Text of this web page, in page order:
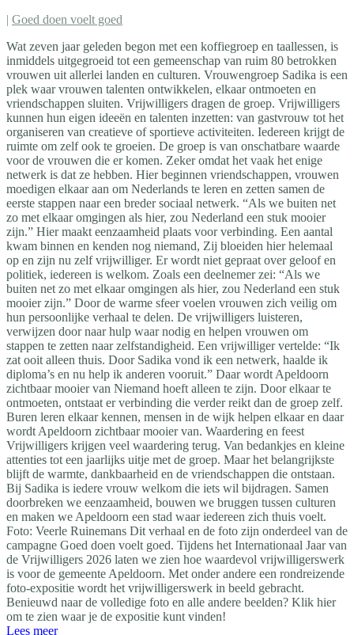
| Goed doen voelt goed
Wat zeven jaar geleden begon met een koffiegroep en taallessen, is
inmiddels uitgegroeid tot een gemeenschap van ruim 80 betrokken
vrouwen uit allerlei landen en culturen. Vrouwengroep Sadika is een
plek waar vrouwen talenten ontwikkelen, elkaar ontmoeten en
vriendschappen sluiten. Vrijwilligers dragen de groep. Vrijwilligers
kunnen hun eigen ideeën en talenten inzetten: van gastvrouw tot het
organiseren van creatieve of sportieve activiteiten. Iedereen krijgt de
ruimte om zelf ook te groeien. De groep is van onschatbare waarde
voor de vrouwen die er komen. Zeker omdat het vaak het enige
netwerk is dat ze hebben. Hier beginnen vriendschappen, vrouwen
moedigen elkaar aan om Nederlands te leren en zetten samen de
eerste stappen naar een breder sociaal netwerk. “Als we buiten net
zo met elkaar omgingen als hier, zou Nederland een stuk mooier
zijn.” Hier maakt eenzaamheid plaats voor verbinding. Een aantal
kwam binnen en kenden nog niemand, Zij bloeiden hier helemaal
op en zijn nu zelf vrijwilliger. Er wordt niet gepraat over geloof en
politiek, iedereen is welkom. Zoals een deelnemer zei: “Als we
buiten net zo met elkaar omgingen als hier, zou Nederland een stuk
mooier zijn.” Door de warme sfeer voelen vrouwen zich veilig om
hun persoonlijke verhaal te delen. De vrijwilligers luisteren,
verwijzen door naar hulp waar nodig en helpen vrouwen om
stappen te zetten naar zelfstandigheid. Een vrijwilliger vertelde: “Ik
zat ooit alleen thuis. Door Sadika vond ik een netwerk, haalde ik
diploma’s en nu help ik anderen vooruit.” Daar wordt Apeldoorn
zichtbaar mooier van Niemand hoeft alleen te zijn. Door elkaar te
ontmoeten, ontstaat er verbinding die verder reikt dan de groep zelf.
Buren leren elkaar kennen, mensen in de wijk helpen elkaar en daar
wordt Apeldoorn zichtbaar mooier van. Waardering en feest
Vrijwilligers krijgen veel waardering terug. Van bedankjes en kleine
attenties tot een jaarlijks uitje met de groep. Maar het belangrijkste
blijft de warmte, dankbaarheid en de vriendschappen die ontstaan.
Bij Sadika is iedere vrouw welkom die iets wil bijdragen. Samen
doorbreken we eenzaamheid, bouwen we bruggen tussen culturen
en maken we Apeldoorn een stad waar iedereen zich thuis voelt.
Foto: Veerle Ruinemans Dit verhaal en de foto zijn onderdeel van de
campagne Goed doen voelt goed. Tijdens het Internationaal Jaar van
de Vrijwilligers 2026 laten we zien hoe waardevol vrijwilligerswerk
is voor de gemeente Apeldoorn. Met onder andere een rondreizende
foto-expositie wordt het vrijwilligerswerk in beeld gebracht.
Benieuwd naar de volledige foto en alle andere beelden? Klik hier
om te zien waar je de expositie kunt vinden!
Lees meer